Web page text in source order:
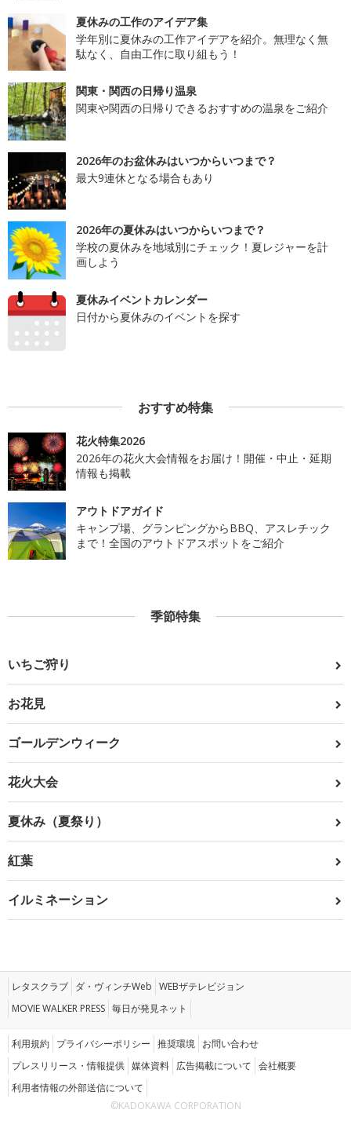
夏休みの工作のアイデア集
学年別に夏休みの工作アイデアを紹介。無理なく無
駄なく、自由工作に取り組もう！
関東・関西の日帰り温泉
関東や関西の日帰りできるおすすめの温泉をご紹介
2026年のお盆休みはいつからいつまで？
最大9連休となる場合もあり
2026年の夏休みはいつからいつまで？
学校の夏休みを地域別にチェック！夏レジャーを計
画しよう
夏休みイベントカレンダー
日付から夏休みのイベントを探す
おすすめ特集
花火特集2026
2026年の花火大会情報をお届け！開催・中止・延期
情報も掲載
アウトドアガイド
キャンプ場、グランピングからBBQ、アスレチック
まで！全国のアウトドアスポットをご紹介
季節特集
いちご狩り
お花見
ゴールデンウィーク
花火大会
夏休み（夏祭り）
紅葉
イルミネーション
レタスクラブ ダ・ヴィンチWeb WEBザテレビジョン
MOVIE WALKER PRESS 毎日が発見ネット
利用規約 プライバシーポリシー 推奨環境 お問い合わせ
プレスリリース・情報提供 媒体資料 広告掲載について 会社概要
利用者情報の外部送信について
©KADOKAWA CORPORATION